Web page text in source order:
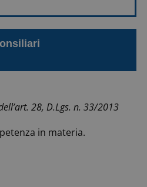
28, D.Lgs. n. 33/2013
in materia.